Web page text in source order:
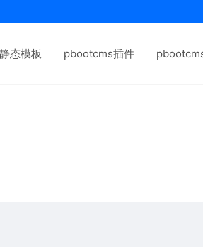
静态模板 pbootcms插件